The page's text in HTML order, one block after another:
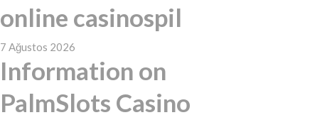
online casinospil
7 Ağustos 2026
Information on
PalmSlots Casino